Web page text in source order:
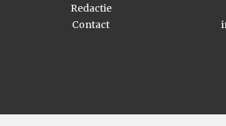
Redactie
Contact